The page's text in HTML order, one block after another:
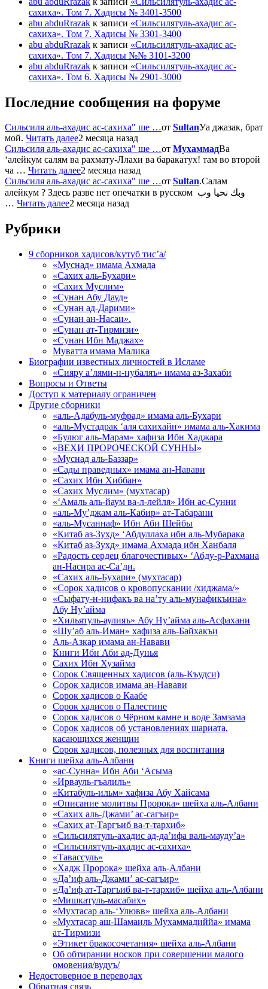
сахиха». Том 7. Хадисы № 3401-3500
abu abduRrazak к записи «Сильсилятуль-ахадис ас-
сахиха». Том 7. Хадисы № 3301-3400
abu abduRrazak к записи «Сильсилятуль-ахадис ас-
сахиха». Том 7. Хадисы №№ 3101-3200
abu abduRrazak к записи «Сильсилятуль-ахадис ас-
сахиха». Том 6. Хадисы № 2901-3000
Последние сообщения на форуме
Сильсиля аль-ахадис ас-сахиха" ше …от SultanУа джазак, брат
мой. Читать далее2 месяца назад
Сильсиля аль-ахадис ас-сахиха" ше …от МухаммадВа
‘алейкум салям ва рахмату-Ллахи ва баракатух! там во второй
ча … Читать далее2 месяца назад
Сильсиля аль-ахадис ас-сахиха" ше …от Sultan.Салам
алейкум ? Здесь разве нет опечатки в русском وبك نحيا وب
… Читать далее2 месяца назад
Рубрики
9 сборников хадисов/кутуб тис’а/
«Муснад» имама Ахмада
«Сахих аль-Бухари»
«Сахих Муслим»
«Сунан Абу Дауд»
«Сунан ад-Дарими»
«Сунан ан-Насаи».
«Сунан ат-Тирмизи»
«Сунан Ибн Маджах»
Муватта имама Малика
Биографии известных личностей в Исламе
«Сияру а’лями-н-нубаляъ» имама аз-Захаби
Вопросы и Ответы
Доступ к материалу ограничен
Другие сборники
«аль-Адабуль-муфрад» имама аль-Бухари
«аль-Мустадрак ‘аля сахихайн» имама аль-Хакима
«Булюг аль-Марам» хафиза Ибн Хаджара
«ВЕХИ ПРОРОЧЕСКОЙ СУННЫ»
«Муснад аль-Баззар»
«Сады праведных» имама ан-Навави
«Сахих Ибн Хиббан»
«Сахих Муслим» (мухтасар)
«‘Амаль аль-йаум ва-л-лейля» Ибн ас-Сунни
«аль-Му’джам аль-Кабир» ат-Табарани
«аль-Мусаннаф» Ибн Аби Шейбы
«Китаб аз-Зухд» ‘Абдуллаха ибн аль-Мубарака
«Китаб аз-Зухд» имама Ахмада ибн Ханбаля
«Радость сердец благочестивых» ‘Абду-р-Рахмана
ан-Насира ас-Са’ди.
«Сахих аль-Бухари» (мухтасар)
«Сорок хадисов о кровопускании /хиджама/»
«Сыфату-н-нифакъ ва на’ту аль-мунафикъина»
Абу Ну’айма
«Хильятуль-аулияъ» Абу Ну’айма аль-Асфахани
«Шу’аб аль-Иман» хафиза аль-Байхакъи
Аль-Азкар имама ан-Навави
Книги Ибн Аби ад-Дунья
Сахих Ибн Хузайма
Сорок Священных хадисов (аль-Къудси)
Сорок хадисов имама ан-Навави
Сорок хадисов о Каабе
Сорок хадисов о Палестине
Сорок хадисов о Чёрном камне и воде Замзама
Сорок хадисов об установлениях шариата,
касающихся женщин
Сорок хадисов, полезных для воспитания
Книги шейха аль-Албани
«ас-Сунна» Ибн Аби ‘Асыма
«Ирвауль-гъалиль»
«Китабуль-ильм» хафиза Абу Хайсама
«Описание молитвы Пророка» шейха аль-Албани
«Сахих аль-Джами’ ас-сагъир»
«Сахих ат-Таргъиб ва-т-тархиб»
«Сильсилятуль-ахадис ад-да’ифа валь-мауду’а»
«Сильсилятуль-ахадис ас-сахиха»
«Тавассуль»
«Хадж Пророка» шейха аль-Албани
«Да’иф аль-Джами’ ас-сагъир»
«Да’иф ат-Таргъиб ва-т-тархиб» шейха аль-Албани
«Мишкатуль-масабих»
«Мухтасар аль-‘Улювв» шейха аль-Албани
«Мухтасар аш-Шамаиль Мухаммадиййа» имама
ат-Тирмизи
«Этикет бракосочетания» шейха аль-Албани
Об обтирании носков при совершении малого
омовения/вудуъ/
Недостоверное в переводах
Обратная связь